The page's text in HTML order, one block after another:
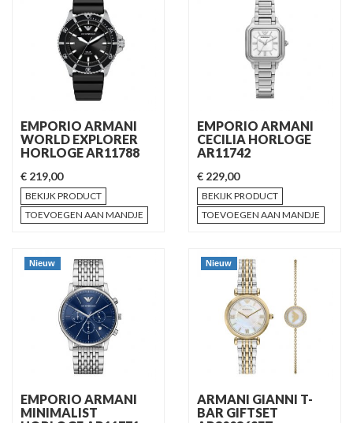
EMPORIO ARMANI
WORLD EXPLORER
HORLOGE AR11788
€ 219,00
BEKIJK PRODUCT
TOEVOEGEN AAN MANDJE
EMPORIO ARMANI
CECILIA HORLOGE
AR11742
€ 229,00
BEKIJK PRODUCT
TOEVOEGEN AAN MANDJE
Nieuw
EMPORIO ARMANI
MINIMALIST
Nieuw
ARMANI GIANNI T-
BAR GIFTSET